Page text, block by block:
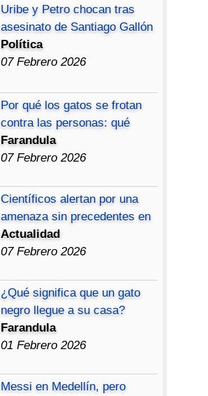
Uribe y Petro chocan tras
asesinato de Santiago Gallón
Política
07 Febrero 2026
Por qué los gatos se frotan
contra las personas: qué
Farandula
07 Febrero 2026
Científicos alertan por una
amenaza sin precedentes en
Actualidad
07 Febrero 2026
¿Qué significa que un gato
negro llegue a su casa?
Farandula
01 Febrero 2026
Messi en Medellín, pero